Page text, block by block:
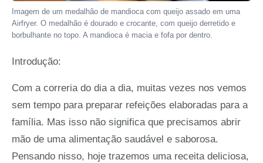
Imagem de um medalhão de mandioca com queijo assado em uma
Airfryer. O medalhão é dourado e crocante, com queijo derretido e
borbulhante no topo. A mandioca é macia e fofa por dentro.
Introdução:
Com a correria do dia a dia, muitas vezes nos vemos
sem tempo para preparar refeições elaboradas para a
família. Mas isso não significa que precisamos abrir
mão de uma alimentação saudável e saborosa.
Pensando nisso, hoje trazemos uma receita deliciosa,